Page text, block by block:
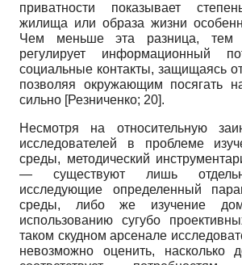
приватности показывает
жилища или образа жизни
Чем меньше эта разница, тем
регулирует информационный
социальные контакты, защищаясь
позволяя окружающим посягать
сильно [Резниченко; 20].
Несмотря на относительную
исследователей в проблеме
среды, методический
— существуют лишь
исследующие определенный
среды, либо же изучение
использованию сугубо
таком скудном арсенале
невозможно оценить, насколько